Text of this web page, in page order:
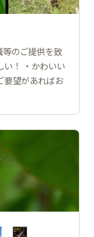
のご提供を致
い！ ・かわいい
要望があればお